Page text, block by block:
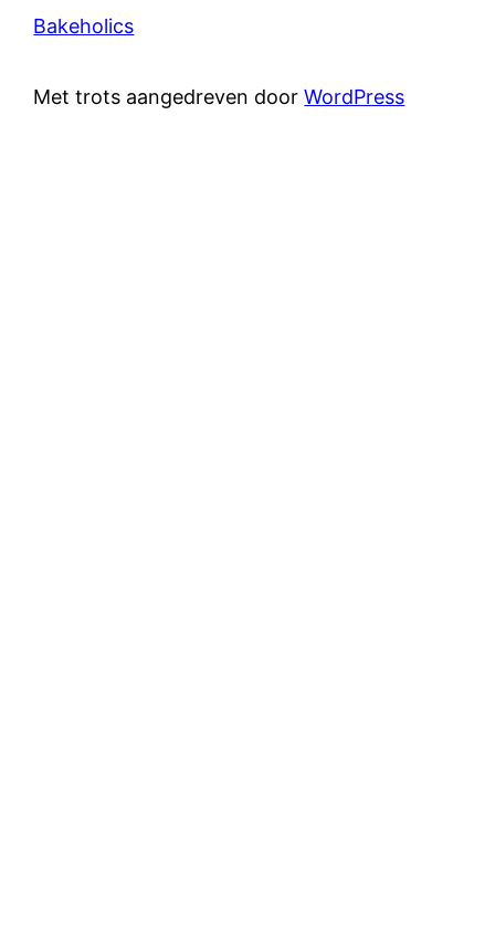
Bakeholics
Met trots aangedreven doorWordPress